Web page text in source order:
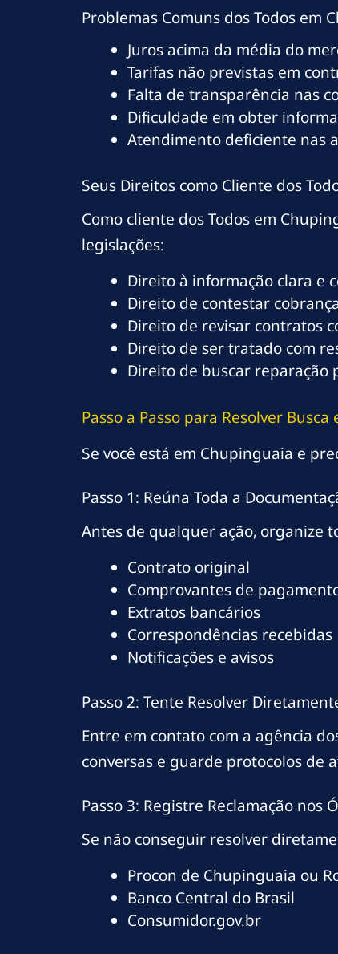
Problemas Comuns dos Todos em
Juros acima da média do
Tarifas não previstas em
Falta de transparência nas
Dificuldade em obter
Atendimento deficiente nas
Seus Direitos como Cliente dos
Como cliente dos Todos em
legislações:
Direito à informação clara e
Direito de contestar
Direito de revisar contratos
Direito de ser tratado com
Direito de buscar reparação
Passo a Passo para Resolver
Se você está em Chupinguaia e
Passo 1: Reúna Toda a
Antes de qualquer ação, organize
Contrato original
Comprovantes de
Extratos bancários
Correspondências recebidas
Notificações e avisos
Passo 2: Tente Resolver
Entre em contato com a agência
conversas e guarde protocolos de
Passo 3: Registre Reclamação nos
Se não conseguir resolver
Procon de Chupinguaia ou
Banco Central do Brasil
Consumidor.gov.br